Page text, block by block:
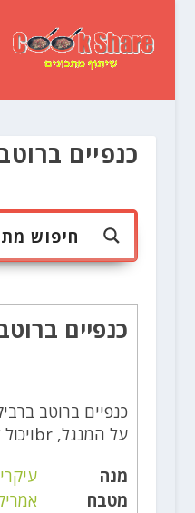
כנפיים
כנפיים
כנפיים ברוטב
על המנגל, brויכול ללכת מצוין גם בתנור
מנה
מטבח